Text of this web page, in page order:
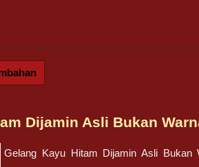
Dijamin Asli Bukan
Gelang Kayu Hitam Dijamin Asli Bukan